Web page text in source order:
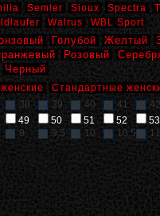
Semler Sioux Spectra
Walrus WBL Sport
Голубой Желтый
Розовый
Черный
Стандартные
38 39 40 41
42
49 50 51 52
53
9 9,5 10 10,5 11